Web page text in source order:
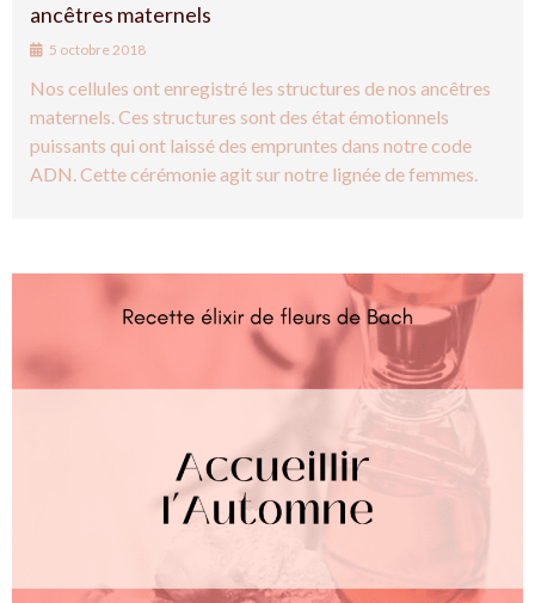
ancêtres maternels
5 octobre 2018
Nos cellules ont enregistré les structures de nos ancêtres
maternels. Ces structures sont des état émotionnels
puissants qui ont laissé des empruntes dans notre code
ADN. Cette cérémonie agit sur notre lignée de femmes.